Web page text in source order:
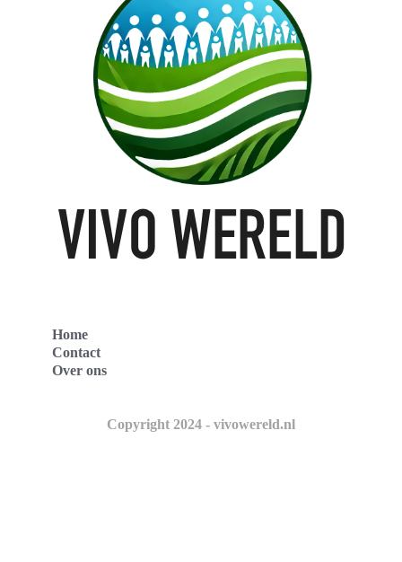
Home
Contact
Over ons
Copyright 2024 - vivowereld.nl